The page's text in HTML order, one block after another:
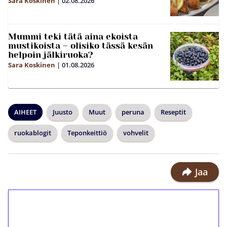
Mummi teki tätä aina ekoista
mustikoista – olisiko tässä kesän
helpoin jälkiruoka?
Sara Koskinen | 01.08.2026
AIHEET Juusto Muut peruna Reseptit
ruokablogit Teponkeittiö vohvelit
Jaa